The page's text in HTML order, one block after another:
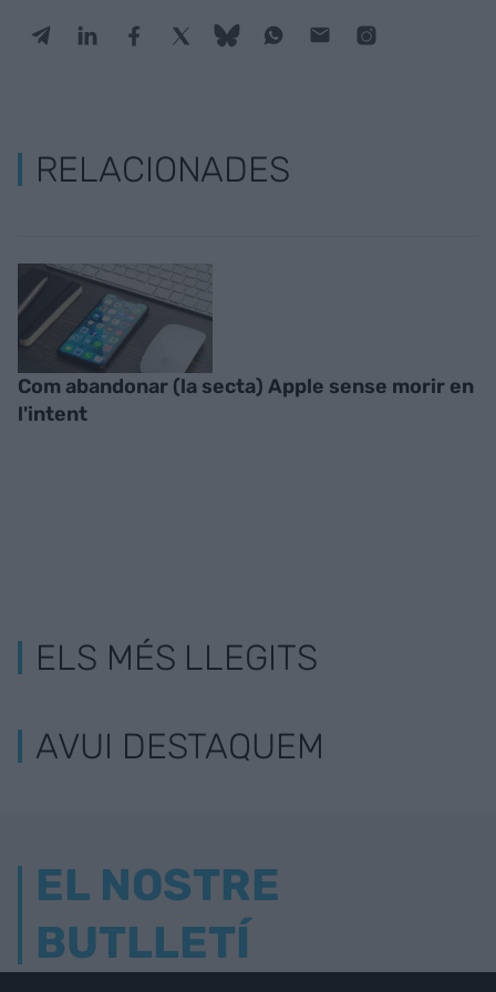
RELACIONADES
Com abandonar (la secta) Apple sense morir en
l'intent
ELS MÉS LLEGITS
AVUI DESTAQUEM
EL NOSTRE
BUTLLETÍ